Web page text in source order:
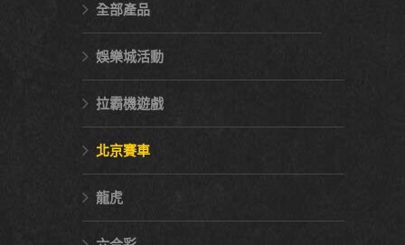
全部產品
娛樂城活動
拉霸機遊戲
北京賽車
龍虎